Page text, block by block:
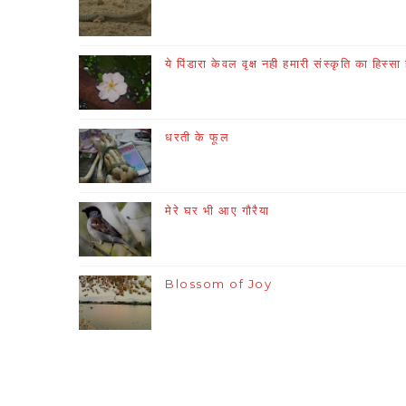
ये पिंडारा केवल वृक्ष नही हमारी संस्कृति का हिस्सा
धरती के फूल
मेरे घर भी आए गौरैया
Blossom of Joy